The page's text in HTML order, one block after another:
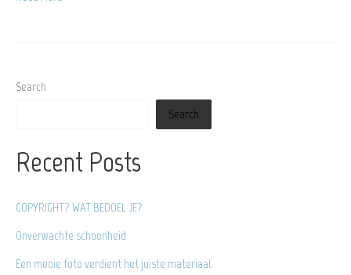
het
Search
Search
Recent Posts
COPYRIGHT? WAT BEDOEL JE?
Onverwachte schoonheid
Een mooie foto verdient het juiste materiaal.